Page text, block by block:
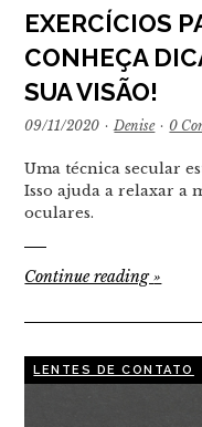
EXERCÍCIOS
CONHEÇA
SUA VISÃO!
09/11/2020 · Denise · 0
Uma técnica secular
Isso ajuda a relaxar a
oculares.
Continue reading»
LENTES DE CONTATO